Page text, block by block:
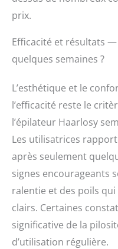
prix.
Efficacité et résultats
quelques semaines ?
L’esthétique et le
l’efficacité reste le
l’épilateur Haarlosy
Les utilisatrices
après seulement
signes encourageants
ralentie et des poils
clairs. Certaines
significative de la
d’utilisation régulière.